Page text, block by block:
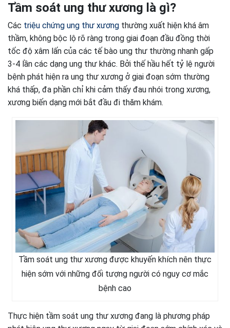
Tầm soát ung thư xương là gì?
Các triệu chứng ung thư xương thường xuất hiện khá âm
thầm, không bộc lộ rõ ràng trong giai đoạn đầu đồng thời
tốc độ xâm lấn của các tế bào ung thư thường nhanh gấp
3-4 lần các dạng ung thư khác. Bởi thế hầu hết tỷ lệ người
bệnh phát hiện ra ung thư xương ở giai đoạn sớm thường
khá thấp, đa phần chỉ khi cảm thấy đau nhói trong xương,
xương biến dạng mới bắt đầu đi thăm khám.
Tầm soát ung thư xương được khuyến khích nên thực
hiện sớm với những đối tượng người có nguy cơ mắc
bệnh cao
Thực hiện tầm soát ung thư xương đang là phương pháp